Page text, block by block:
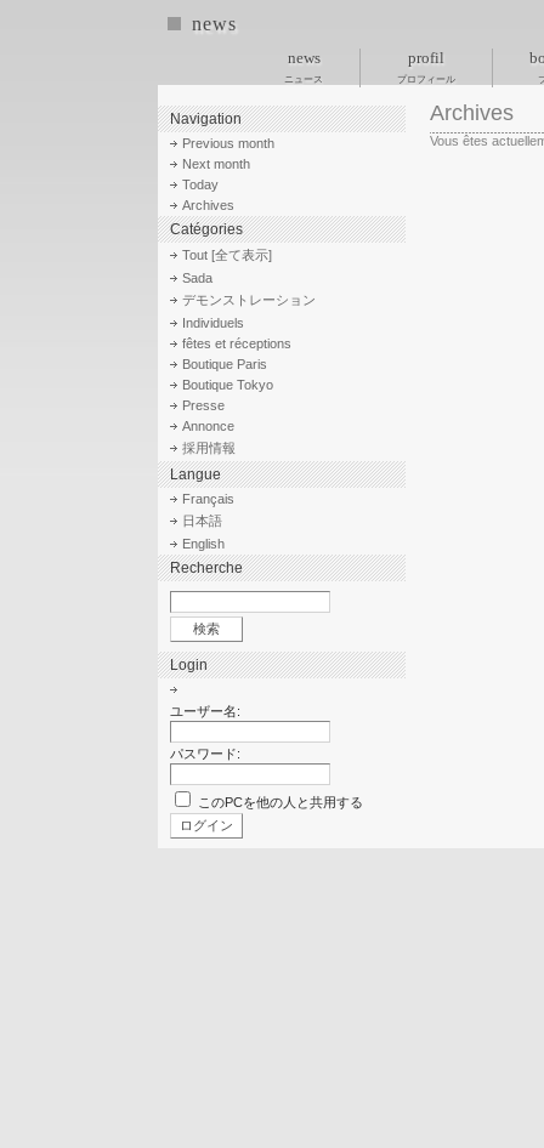
news
news
ニュース
profil
プロフィール
Archives
Vous êtes
Navigation
Previous month
Next month
Today
Archives
Catégories
Tout [全て表示]
Sada
デモンストレーション
Individuels
fêtes et réceptions
Boutique Paris
Boutique Tokyo
Presse
Annonce
採用情報
Langue
Français
日本語
English
Recherche
Login
ユーザー名:
パスワード:
このPCを他の人と共用する